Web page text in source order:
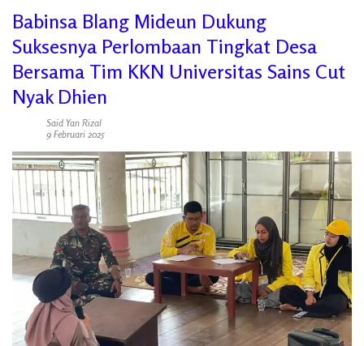
Babinsa Blang Mideun Dukung
Suksesnya Perlombaan Tingkat Desa
Bersama Tim KKN Universitas Sains Cut
Nyak Dhien
Said Yan Rizal
9 Februari 2025